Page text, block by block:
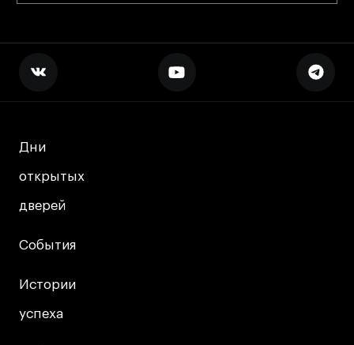
Дни
открытых
дверей
Дни
открытых
дверей
События
События
Истории
успеха
Истории
успеха